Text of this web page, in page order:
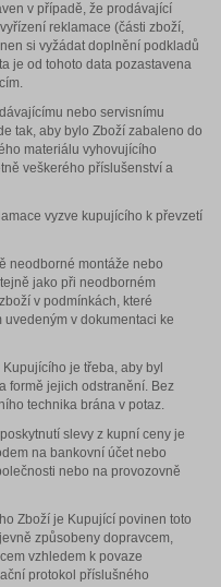
v případě, že prodávající
reklamace (části zboží,
si vyžádat doplnění podkladů
je od tohoto data pozastavena
nebo servisnímu
tak, aby bylo Zboží zabaleno do
materiálu vyhovujícího
veškerého příslušenství a
vyzve kupujícího k převzetí
neodborné montáže nebo
jako při neodborném
v podmínkách, které
v dokumentaci ke
je třeba, aby byl
formě jejich odstranění. Bez
technika brána v potaz.
slevy z kupní ceny je
na bankovní účet nebo
nebo na provozovně
Zboží je Kupující povinen toto
způsobeny dopravcem,
vzhledem k povaze
protokol příslušného